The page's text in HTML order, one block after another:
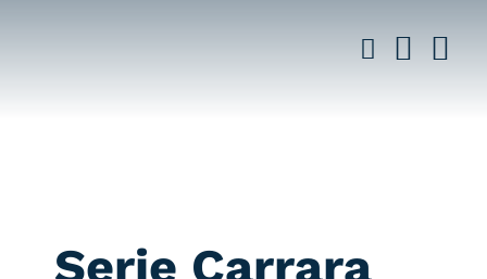
Serie Carrara